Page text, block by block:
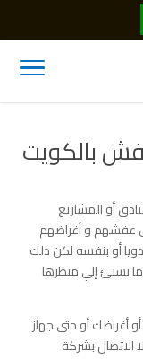
بالكويت
أو المشاريع
عفشهم و أغراضهم
أو بنفسه لكن ذلك
يسيئ إلي منظرها
أغراضك أو حتى جهاز
الاتصال بشركة